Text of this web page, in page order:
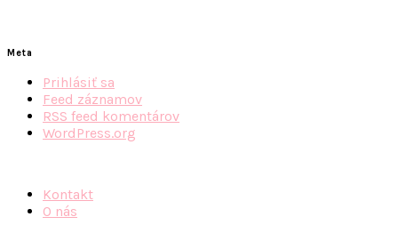
Meta
Prihlásiť sa
Feed záznamov
RSS feed komentárov
WordPress.org
Kontakt
O nás